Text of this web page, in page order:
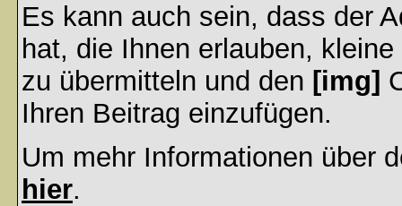
Es kann auch sein, dass der
hat, die Ihnen erlauben,
zu übermitteln und den [img]
Ihren Beitrag einzufügen.
Um mehr Informationen über
hier.